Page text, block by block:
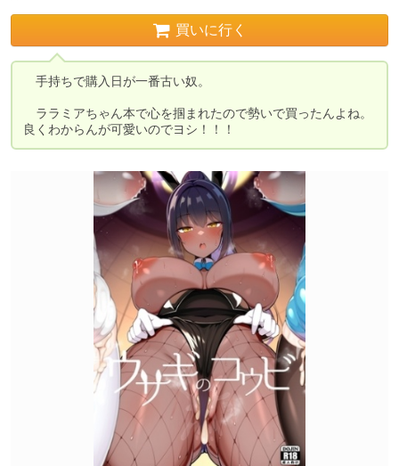
買いに行く
手持ちで購入日が一番古い奴。
ララミアちゃん本で心を掴まれたので勢いで買ったんよね。
良くわからんが可愛いのでヨシ！！！